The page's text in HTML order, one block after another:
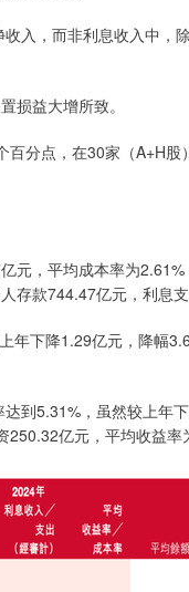
，而非利息收入中，
益大增所致。
分点，在30家（A+H股
，平均成本率为2.61%
款744.47亿元，利息
下降1.29亿元，降幅
5.31%，虽然较上年
亿元，平均收益率